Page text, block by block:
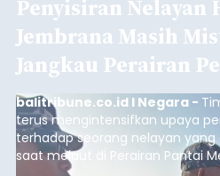
balitribune.co.id I Singaraja -
Kabupaten Buleleng
pengerukan lahan di Banjar Dinas
Desa Temukus, Kecamatan
ditemukan indikasi kegiatan
material yang tidak sesuai
kawasan.
Buleleng
Submitted by contributoronThu,